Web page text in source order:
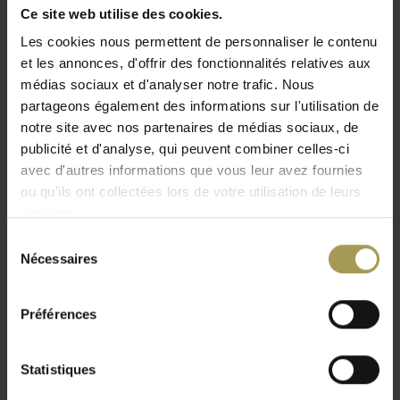
Ce site web utilise des cookies.
Les cookies nous permettent de personnaliser le contenu
et les annonces, d'offrir des fonctionnalités relatives aux
médias sociaux et d'analyser notre trafic. Nous
partageons également des informations sur l'utilisation de
notre site avec nos partenaires de médias sociaux, de
publicité et d'analyse, qui peuvent combiner celles-ci
avec d'autres informations que vous leur avez fournies
ou qu'ils ont collectées lors de votre utilisation de leurs
Nécessaires
Préférences
Statistiques
Coloris:Noir ou blanc
Livré non assemblé (à plat) - Installation
professionnelle (BeNeLux uniquement) y compris à partir
de 1 500 € de valeur de marchandise
Cette table Tavolo XZ3 est idéale pour les réunion ou pour
dans la cuisine. Vous avez le choix pour le plateau entre la
version mélaminée noir ou blanc avec un cadre en acier rond
chromé. Les tables Tavolo ZX3 de Magis sont faciles
d'entretien et se transportent aisément ou bon vous semble.
une table ronde. Vous pouvez l'utiliser comme table de
cuisine ou table à manger moderne ou habiller votre bureau
Lire plus